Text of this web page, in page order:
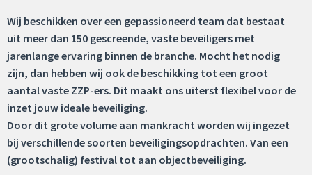
Wij beschikken over een gepassioneerd team dat bestaat
uit meer dan 150 gescreende, vaste beveiligers met
jarenlange ervaring binnen de branche. Mocht het nodig
zijn, dan hebben wij ook de beschikking tot een groot
aantal vaste ZZP-ers. Dit maakt ons uiterst flexibel voor de
inzet jouw ideale beveiliging.
Door dit grote volume aan mankracht worden wij ingezet
bij verschillende soorten beveiligingsopdrachten. Van een
(grootschalig) festival tot aan objectbeveiliging.